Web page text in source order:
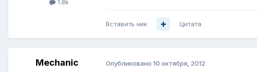
1.8k
Вставить ник Цитата
Mechanic Опубликовано 10 октября, 2012